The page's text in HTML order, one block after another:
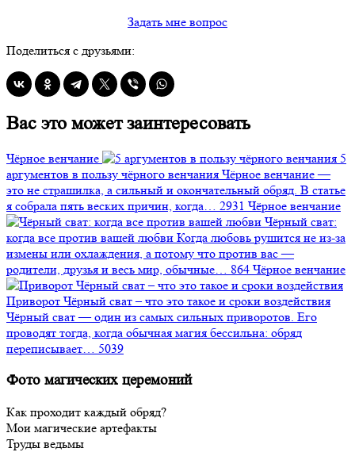
Задать мне вопрос
Поделиться с друзьями:
Вас это может заинтересовать
Чёрное венчание
5
аргументов в пользу чёрного венчания Чёрное венчание —
это не страшилка, а сильный и окончательный обряд. В статье
я собрала пять веских причин, когда… 2931 Чёрное венчание
Чёрный сват:
когда все против вашей любви Когда любовь рушится не из-за
измены или охлаждения, а потому что против вас —
родители, друзья и весь мир, обычные… 864 Чёрное венчание
Приворот Чёрный сват – что это такое и сроки воздействия
Чёрный сват — один из самых сильных приворотов. Его
проводят тогда, когда обычная магия бессильна: обряд
переписывает… 5039
Фото магических церемоний
Как проходит каждый обряд?
Мои магические артефакты
Труды ведьмы